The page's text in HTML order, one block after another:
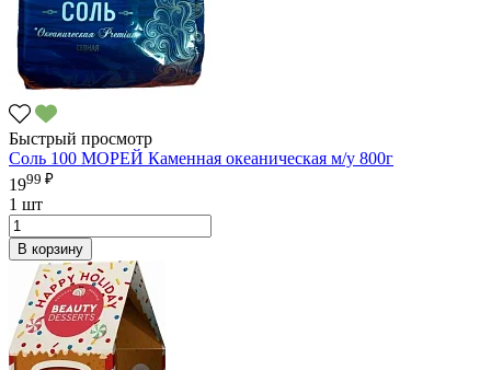
Быстрый просмотр
Соль 100 МОРЕЙ Каменная океаническая м/у 800г
1999 ₽
1 шт
В корзину